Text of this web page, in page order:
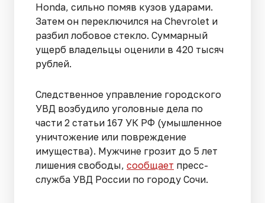
Honda, сильно помяв кузов ударами.
Затем он переключился на Chevrolet и
разбил лобовое стекло. Суммарный
ущерб владельцы оценили в 420 тысяч
рублей.
Следственное управление городского
УВД возбудило уголовные дела по
части 2 статьи 167 УК РФ (умышленное
уничтожение или повреждение
имущества). Мужчине грозит до 5 лет
лишения свободы, сообщает пресс-
служба УВД России по городу Сочи.